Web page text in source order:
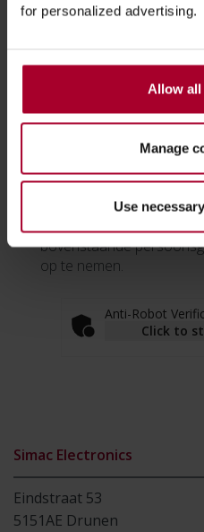
for personalized advertising.
Allow all
Manage
Use
Simac gaat vertrouwelijk
Ik geef toestemming
bovenstaande
op te nemen.
Anti-Robot
Click to
Simac Electronics
Eindstraat 53
5151AE Drunen